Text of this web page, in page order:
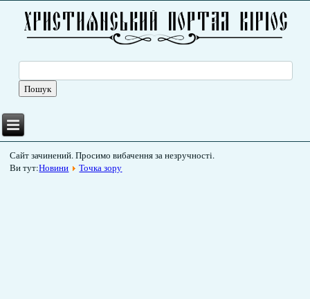
Сайт зачинений. Просимо вибачення за незручності.
Ви тут:Новини Точка зору